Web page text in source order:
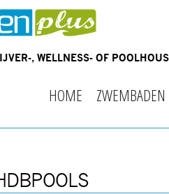
, WELLNESS- OF
HOME ZWEMBADEN